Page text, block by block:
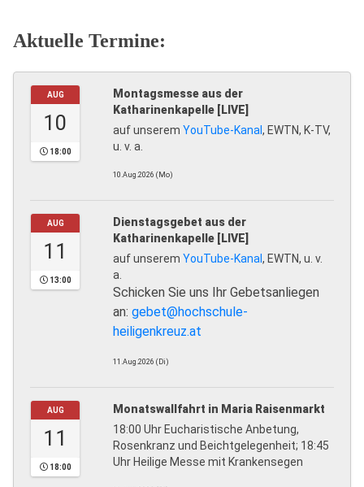
Aktuelle Termine:
AUG
10
18:00
Montagsmesse aus der
Katharinenkapelle [LIVE]
auf unserem YouTube-Kanal, EWTN, K-TV,
u. v. a.
10.Aug.2026 (Mo)
AUG
11
13:00
Dienstagsgebet aus der
Katharinenkapelle [LIVE]
auf unserem YouTube-Kanal, EWTN, u. v.
a.
Schicken Sie uns Ihr Gebetsanliegen
an: gebet@hochschule-
heiligenkreuz.at
11.Aug.2026 (Di)
AUG
11
18:00
Monatswallfahrt in Maria Raisenmarkt
18:00 Uhr Eucharistische Anbetung,
Rosenkranz und Beichtgelegenheit; 18:45
Uhr Heilige Messe mit Krankensegen